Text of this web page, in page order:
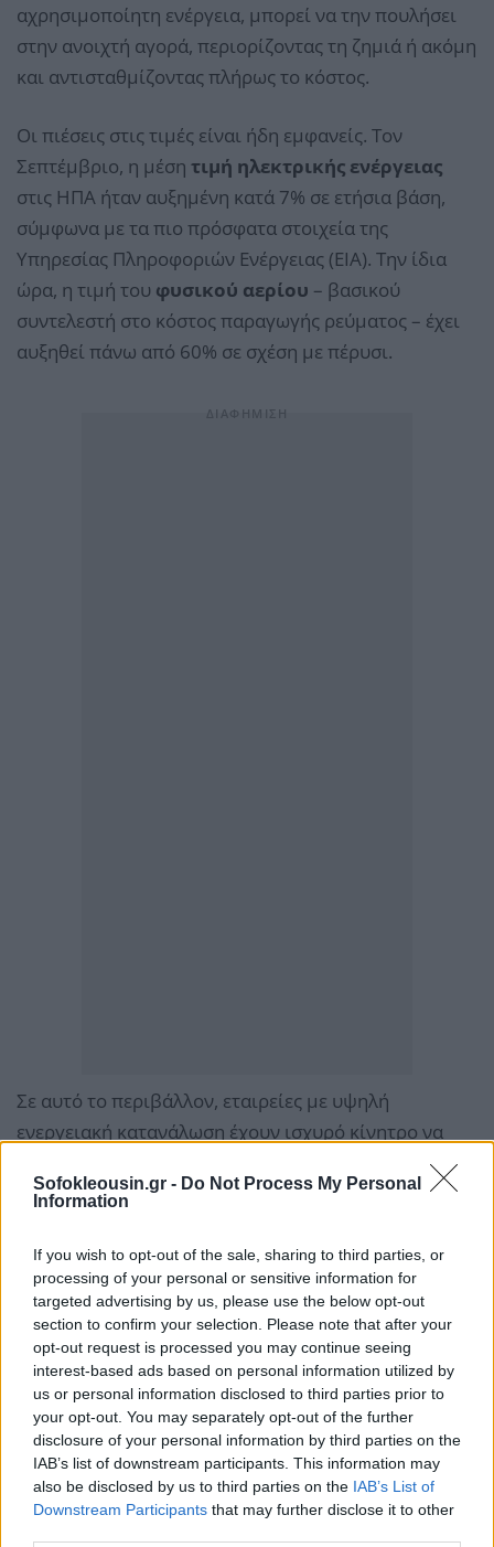
Sofokleousin.gr - Do Not Process My Personal
Information
If you wish to opt-out of the sale, sharing to third parties, or
processing of your personal or sensitive information for
targeted advertising by us, please use the below opt-out
section to confirm your selection. Please note that after your
opt-out request is processed you may continue seeing
interest-based ads based on personal information utilized by
us or personal information disclosed to third parties prior to
your opt-out. You may separately opt-out of the further
disclosure of your personal information by third parties on the
IAB’s list of downstream participants. This information may
also be disclosed by us to third parties on the IAB’s List of
Downstream Participants that may further disclose it to other
αχρησιμοποίητη ενέργεια, μπορεί να την πουλήσει
στην ανοιχτή αγορά, περιορίζοντας τη ζημιά ή ακόμη
και αντισταθμίζοντας πλήρως το κόστος.
Οι πιέσεις στις τιμές είναι ήδη εμφανείς. Τον
Σεπτέμβριο, η μέση τιμή ηλεκτρικής ενέργειας
στις ΗΠΑ ήταν αυξημένη κατά 7% σε ετήσια βάση,
σύμφωνα με τα πιο πρόσφατα στοιχεία της
Υπηρεσίας Πληροφοριών Ενέργειας (EIA). Την ίδια
ώρα, η τιμή του φυσικού αερίου – βασικού
συντελεστή στο κόστος παραγωγής ρεύματος – έχει
αυξηθεί πάνω από 60% σε σχέση με πέρυσι.
Σε αυτό το περιβάλλον, εταιρείες με υψηλή
ενεργειακή κατανάλωση έχουν ισχυρό κίνητρο να
«κλειδώνουν» σταθερές τιμές, ανεξάρτητες από τις
πρακτική θυμίζει τον τρόπο με τον οποίο μεγάλες
αλυσίδες, όπως η Starbucks, χρησιμοποιούν
προθεσμιακά συμβόλαιαγια να σταθεροποιούν το
κόστος βασικών πρώτων υλών.
Παράλληλα, οι traders μπορούν ναβελτιστοποιούν
την καθημερινή κατανάλωση, αγοράζοντας ή
πουλώντας μικρές ποσότητες ενέργειας ανάλογα με
τις ανάγκες. Στην περίπτωση της Disney, ο ρόλος